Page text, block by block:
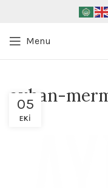
Menu
ayhan-
05
EKI